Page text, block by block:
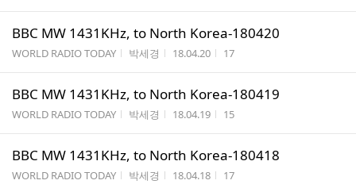
BBC MW 1431KHz, to North Korea-180420
게시판명
WORLD RADIO TODAY 작성자
박세경 작성시간
18.04.20 조회수
17
BBC MW 1431KHz, to North Korea-180419
게시판명
WORLD RADIO TODAY 작성자
박세경 작성시간
18.04.19 조회수
15
BBC MW 1431KHz, to North Korea-180418
게시판명
WORLD RADIO TODAY 작성자
박세경 작성시간
18.04.18 조회수
17